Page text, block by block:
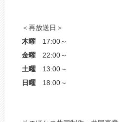
＜再放送日＞
木曜17:00～
金曜22:00～
土曜13:00～
日曜18:00～